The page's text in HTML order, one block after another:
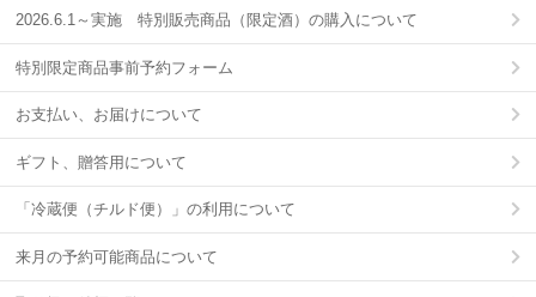
2026.6.1～実施 特別販売商品（限定酒）の購入について
特別限定商品事前予約フォーム
お支払い、お届けについて
ギフト、贈答用について
「冷蔵便（チルド便）」の利用について
来月の予約可能商品について